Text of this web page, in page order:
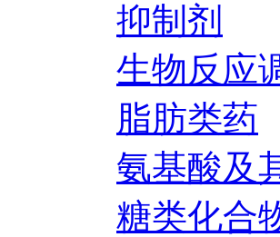
抑制剂
生物反应
脂肪类药
氨基酸及
糖类化合